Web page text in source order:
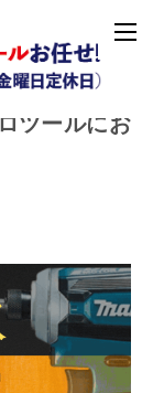
即日にお
ツールにお